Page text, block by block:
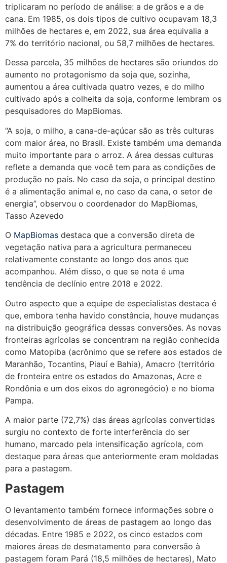
triplicaram no período de análise: a de grãos e a de
cana. Em 1985, os dois tipos de cultivo ocupavam 18,3
milhões de hectares e, em 2022, sua área equivalia a
7% do território nacional, ou 58,7 milhões de hectares.
Dessa parcela, 35 milhões de hectares são oriundos do
aumento no protagonismo da soja que, sozinha,
aumentou a área cultivada quatro vezes, e do milho
cultivado após a colheita da soja, conforme lembram os
pesquisadores do MapBiomas.
“A soja, o milho, a cana-de-açúcar são as três culturas
com maior área, no Brasil. Existe também uma demanda
muito importante para o arroz. A área dessas culturas
reflete a demanda que você tem para as condições de
produção no país. No caso da soja, o principal destino
é a alimentação animal e, no caso da cana, o setor de
energia”, observou o coordenador do MapBiomas,
Tasso Azevedo
O MapBiomas destaca que a conversão direta de
vegetação nativa para a agricultura permaneceu
relativamente constante ao longo dos anos que
acompanhou. Além disso, o que se nota é uma
tendência de declínio entre 2018 e 2022.
Outro aspecto que a equipe de especialistas destaca é
que, embora tenha havido constância, houve mudanças
na distribuição geográfica dessas conversões. As novas
fronteiras agrícolas se concentram na região conhecida
como Matopiba (acrônimo que se refere aos estados de
Maranhão, Tocantins, Piauí e Bahia), Amacro (território
de fronteira entre os estados do Amazonas, Acre e
Rondônia e um dos eixos do agronegócio) e no bioma
Pampa.
A maior parte (72,7%) das áreas agrícolas convertidas
surgiu no contexto de forte interferência do ser
humano, marcado pela intensificação agrícola, com
destaque para áreas que anteriormente eram moldadas
para a pastagem.
Pastagem
O levantamento também fornece informações sobre o
desenvolvimento de áreas de pastagem ao longo das
décadas. Entre 1985 e 2022, os cinco estados com
maiores áreas de desmatamento para conversão à
pastagem foram Pará (18,5 milhões de hectares), Mato